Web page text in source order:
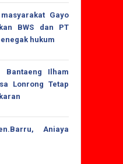
Gayo
BWS dan PT
hukum
Bantaeng Ilham
Lonrong Tetap
Aniaya